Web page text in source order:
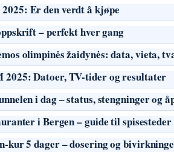
Er den verdt å kjøpe
– perfekt hver gang
olimpinės žaidynės: data, vieta,
2025: Datoer, TV-tider og resultater
i dag – status, stengninger og
i Bergen – guide til spisesteder
kur 5 dager – dosering og